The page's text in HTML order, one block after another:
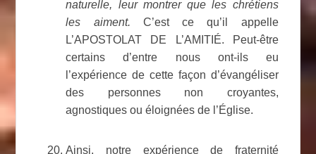
naturelle, leur montrer que les chrétiens
les aiment. C’est ce qu’il appelle
L’APOSTOLAT DE L’AMITIÉ. Peut-être
certains d’entre nous ont-ils eu
l’expérience de cette façon d’évangéliser
des personnes non croyantes,
agnostiques ou éloignées de l’Église.
Ainsi, notre expérience de fraternité